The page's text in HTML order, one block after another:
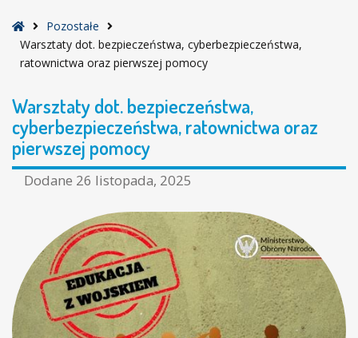
Strona
główna
Pozostałe
Warsztaty dot. bezpieczeństwa, cyberbezpieczeństwa,
ratownictwa oraz pierwszej pomocy
Warsztaty dot. bezpieczeństwa,
cyberbezpieczeństwa, ratownictwa oraz
pierwszej pomocy
Dodane 26 listopada, 2025